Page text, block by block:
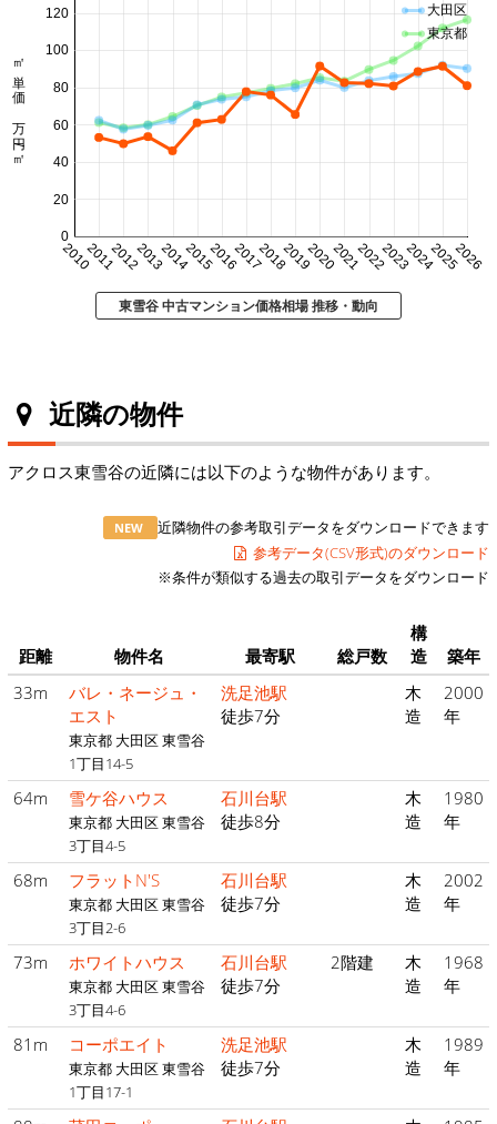
20102011201220132014201520162017201820192020202120222023202420252026
0
20
40
60
80
100
120
㎡単価 万円/㎡
大田区
東京都
東雪谷 中古マンション価格相場 推移・動向
近隣の物件
アクロス東雪谷の近隣には以下のような物件があります。
NEW
近隣物件の参考取引データをダウンロードできます
参考データ(CSV形式)のダウンロード
※条件が類似する過去の取引データをダウンロード
距離 物件名 最寄駅 総戸数
構
造
築年
33m
バレ・ネージュ・
エスト
東京都 大田区 東雪谷
1丁目14-5
洗足池駅
徒歩7分
木
造
2000
年
64m 雪ケ谷ハウス
東京都 大田区 東雪谷
3丁目4-5
石川台駅
徒歩8分
木
造
1980
年
68m フラットN'S
東京都 大田区 東雪谷
3丁目2-6
石川台駅
徒歩7分
木
造
2002
年
73m ホワイトハウス
東京都 大田区 東雪谷
3丁目4-6
石川台駅
徒歩7分
2階建
木
造
1968
年
81m コーポエイト
東京都 大田区 東雪谷
1丁目17-1
洗足池駅
徒歩7分
木
造
1989
年